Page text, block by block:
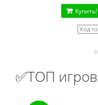
Купить!
Код
✅ТОП